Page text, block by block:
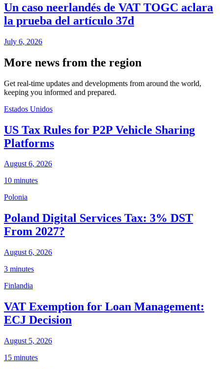
Un caso neerlandés de VAT TOGC aclara
la prueba del artículo 37d
July 6, 2026
More news from the region
Get real-time updates and developments from around the world,
keeping you informed and prepared.
Estados Unidos
US Tax Rules for P2P Vehicle Sharing
Platforms
August 6, 2026
10 minutes
Polonia
Poland Digital Services Tax: 3% DST
From 2027?
August 6, 2026
3 minutes
Finlandia
VAT Exemption for Loan Management:
ECJ Decision
August 5, 2026
15 minutes